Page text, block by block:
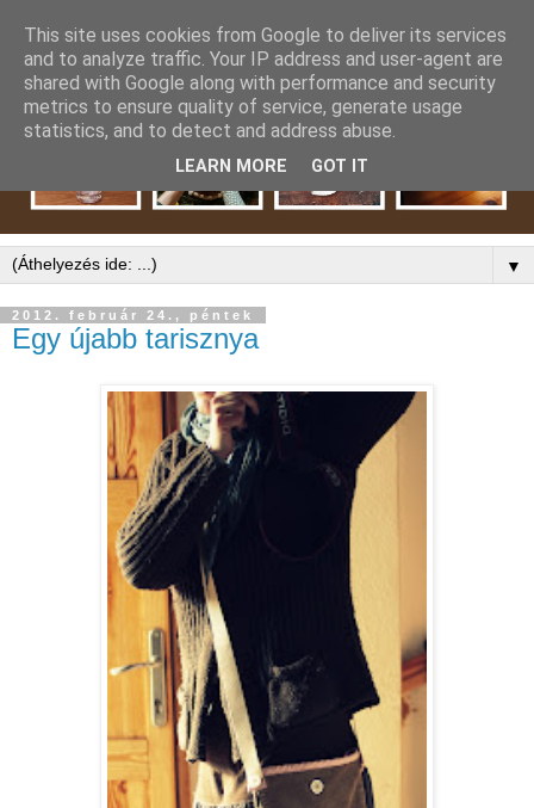
▼
2012. február 24., péntek
Egy újabb tarisznya
This site uses cookies from Google to deliver its services
and to analyze traffic. Your IP address and user-agent are
shared with Google along with performance and security
metrics to ensure quality of service, generate usage
statistics, and to detect and address abuse.
LEARN MORE GOT IT